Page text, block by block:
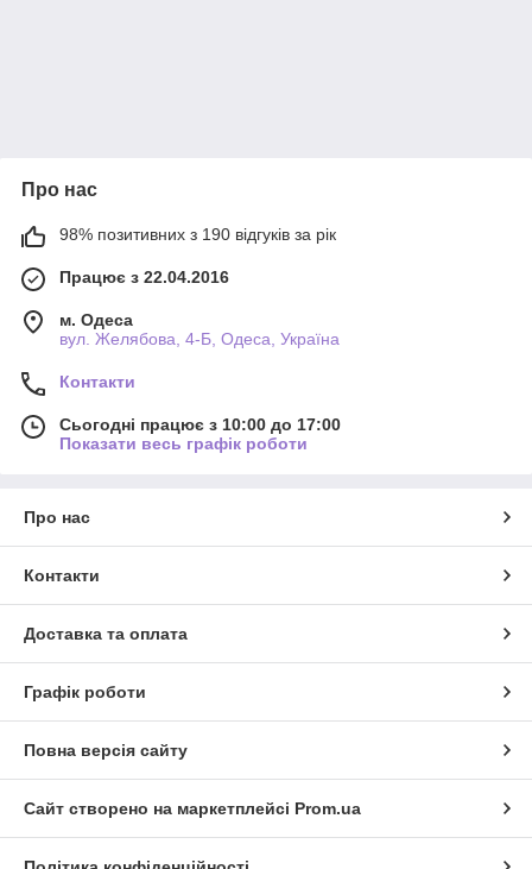
Про нас
98% позитивних з 190 відгуків за рік
Працює з 22.04.2016
м. Одеса
вул. Желябова, 4-Б, Одеса, Україна
Контакти
Сьогодні працює з 10:00 до 17:00
Показати весь графік роботи
Про нас
Контакти
Доставка та оплата
Графік роботи
Повна версія сайту
Сайт створено на маркетплейсі Prom.ua